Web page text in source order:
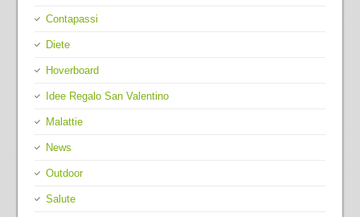
Contapassi
Diete
Hoverboard
Idee Regalo San Valentino
Malattie
News
Outdoor
Salute